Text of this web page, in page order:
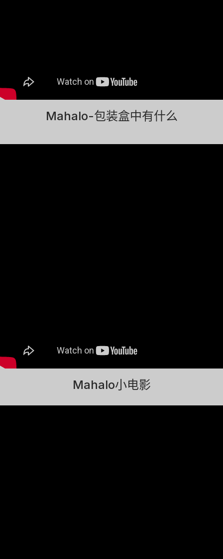
Mahalo-包装盒中有什么
Mahalo小电影